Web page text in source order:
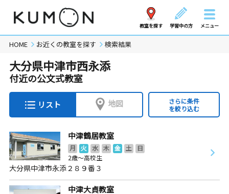
教室を探す 学習中の方 メニュー
HOME お近くの教室を探す 検索結果
大分県中津市西永添
付近の公文式教室
リスト 地図
さらに条件
を絞り込む
中津鶴居教室
月 火 水 木 金 土
日
2歳～高校生
大分県中津市永添２８９番３
中津大貞教室